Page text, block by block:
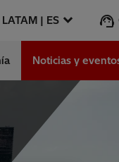
LATAM | ES
Buscar
Noticias y